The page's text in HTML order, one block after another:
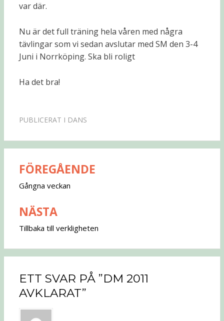
var där.
Nu är det full träning hela våren med några
tävlingar som vi sedan avslutar med SM den 3-4
Juni i Norrköping. Ska bli roligt
Ha det bra!
PUBLICERAT I DANS
Inläggsnavigering
FÖREGÅENDE
Gångna veckan
NÄSTA
Tillbaka till verkligheten
ETT SVAR PÅ ”DM 2011
AVKLARAT”